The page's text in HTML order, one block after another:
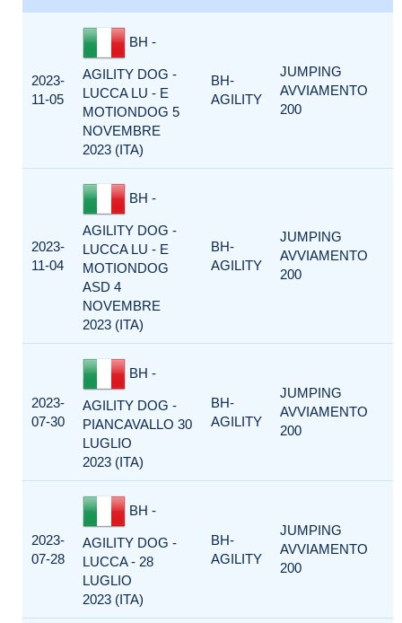
2023-
11-05
BH -
AGILITY DOG -
LUCCA LU - E
MOTIONDOG 5
NOVEMBRE
2023 (ITA)
BH-
AGILITY
JUMPING
AVVIAMENTO
200
2023-
11-04
BH -
AGILITY DOG -
LUCCA LU - E
MOTIONDOG
ASD 4
NOVEMBRE
2023 (ITA)
BH-
AGILITY
JUMPING
AVVIAMENTO
200
2023-
07-30
BH -
AGILITY DOG -
PIANCAVALLO 30
LUGLIO
2023 (ITA)
BH-
AGILITY
JUMPING
AVVIAMENTO
200
2023-
07-28
BH -
AGILITY DOG -
LUCCA - 28
LUGLIO
2023 (ITA)
BH-
AGILITY
JUMPING
AVVIAMENTO
200